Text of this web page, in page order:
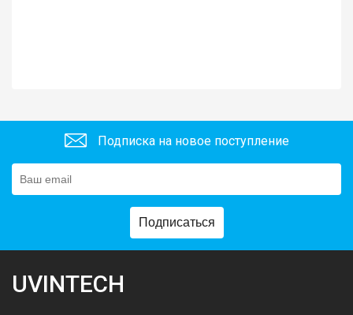
Подписка на новое поступление
Подписаться
UVINTECH